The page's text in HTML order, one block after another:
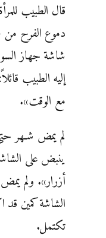
قال الطبيب
دموع الفرح من
شاشة جهاز
إليه الطبيب
مع الوقت».
لم يمض شـهر
ينبض على
أزرار». ولم
الشاشة كمين قد
تكتمل.